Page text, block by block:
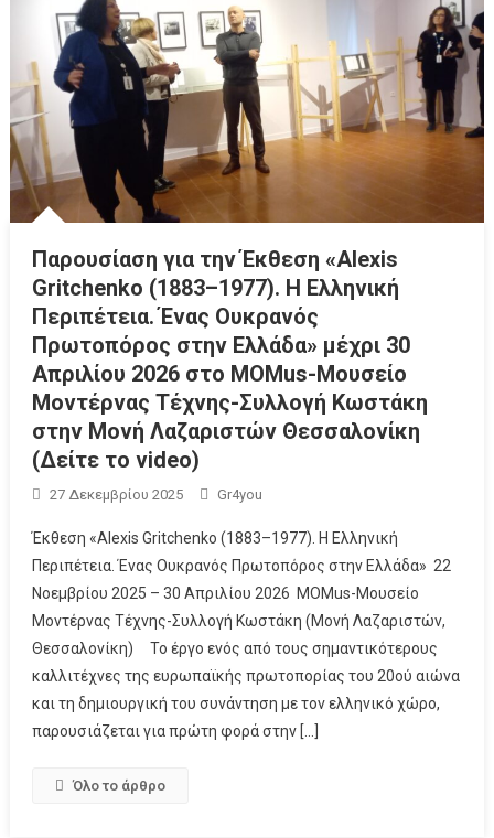
Παρουσίαση για την Έκθεση «Alexis
Gritchenko (1883–1977). Η Ελληνική
Περιπέτεια. Ένας Ουκρανός
Πρωτοπόρος στην Ελλάδα» μέχρι 30
Απριλίου 2026 στο MOMus-Μουσείο
Μοντέρνας Τέχνης-Συλλογή Κωστάκη
στην Μονή Λαζαριστών Θεσσαλονίκη
(Δείτε το video)
27 Δεκεμβρίου 2025 Gr4you
Έκθεση «Alexis Gritchenko (1883–1977). Η Ελληνική
Περιπέτεια. Ένας Ουκρανός Πρωτοπόρος στην Ελλάδα» 22
Νοεμβρίου 2025 – 30 Απριλίου 2026 MOMus-Μουσείο
Μοντέρνας Τέχνης-Συλλογή Κωστάκη (Μονή Λαζαριστών,
Θεσσαλονίκη) Το έργο ενός από τους σημαντικότερους
καλλιτέχνες της ευρωπαϊκής πρωτοπορίας του 20ού αιώνα
και τη δημιουργική του συνάντηση με τον ελληνικό χώρο,
παρουσιάζεται για πρώτη φορά στην […]
Όλο το άρθρο